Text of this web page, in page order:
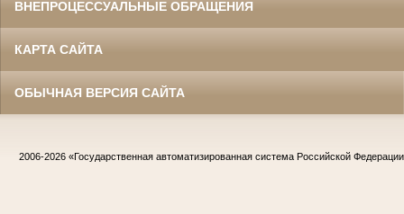
ВНЕПРОЦЕССУАЛЬНЫЕ ОБРАЩЕНИЯ
КАРТА САЙТА
ОБЫЧНАЯ ВЕРСИЯ САЙТА
2006-2026 «Государственная автоматизированная система Российской